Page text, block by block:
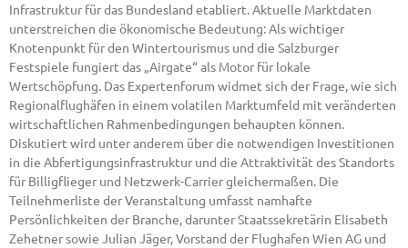
Infrastruktur für das Bundesland etabliert. Aktuelle Marktdaten
unterstreichen die ökonomische Bedeutung: Als wichtiger
Knotenpunkt für den Wintertourismus und die Salzburger
Festspiele fungiert das „Airgate“ als Motor für lokale
Wertschöpfung. Das Expertenforum widmet sich der Frage, wie sich
Regionalflughäfen in einem volatilen Marktumfeld mit veränderten
wirtschaftlichen Rahmenbedingungen behaupten können.
Diskutiert wird unter anderem über die notwendigen Investitionen
in die Abfertigungsinfrastruktur und die Attraktivität des Standorts
für Billigflieger und Netzwerk-Carrier gleichermaßen. Die
Teilnehmerliste der Veranstaltung umfasst namhafte
Persönlichkeiten der Branche, darunter Staatssekretärin Elisabeth
Zehetner sowie Julian Jäger, Vorstand der Flughafen Wien AG und